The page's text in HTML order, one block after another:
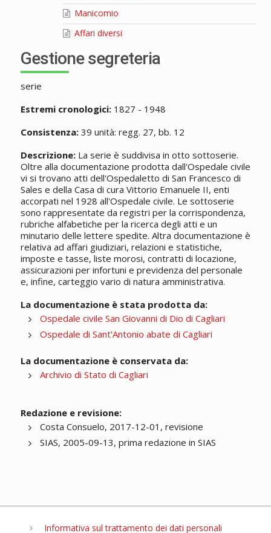
Manicomio
Affari diversi
Gestione segreteria
serie
Estremi cronologici:1827 - 1948
Consistenza:39 unità: regg. 27, bb. 12
Descrizione:La serie è suddivisa in otto sottoserie.
Oltre alla documentazione prodotta dall'Ospedale civile
vi si trovano atti dell'Ospedaletto di San Francesco di
Sales e della Casa di cura Vittorio Emanuele II, enti
accorpati nel 1928 all'Ospedale civile. Le sottoserie
sono rappresentate da registri per la corrispondenza,
rubriche alfabetiche per la ricerca degli atti e un
minutario delle lettere spedite. Altra documentazione è
relativa ad affari giudiziari, relazioni e statistiche,
imposte e tasse, liste morosi, contratti di locazione,
assicurazioni per infortuni e previdenza del personale
e, infine, carteggio vario di natura amministrativa.
La documentazione è stata prodotta da:
Ospedale civile San Giovanni di Dio di Cagliari
Ospedale di Sant'Antonio abate di Cagliari
La documentazione è conservata da:
Archivio di Stato di Cagliari
Redazione e revisione:
Costa Consuelo, 2017-12-01, revisione
SIAS, 2005-09-13, prima redazione in SIAS
Informativa sul trattamento dei dati personali